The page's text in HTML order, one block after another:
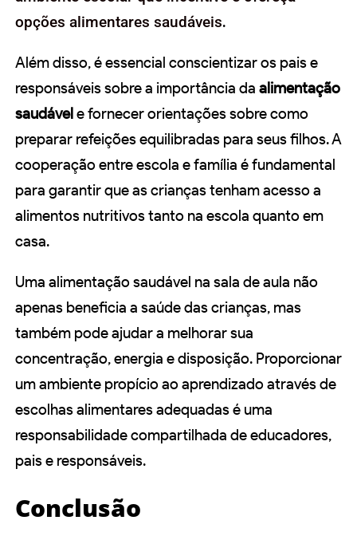
opções alimentares saudáveis.
Além disso, é essencial conscientizar os pais e
responsáveis sobre a importância da alimentação
saudávele fornecer orientações sobre como
preparar refeições equilibradas para seus filhos. A
cooperação entre escola e família é fundamental
para garantir que as crianças tenham acesso a
alimentos nutritivos tanto na escola quanto em
casa.
Uma alimentação saudável na sala de aula não
apenas beneficia a saúde das crianças, mas
também pode ajudar a melhorar sua
concentração, energia e disposição. Proporcionar
um ambiente propício ao aprendizado através de
escolhas alimentares adequadas é uma
responsabilidade compartilhada de educadores,
pais e responsáveis.
Conclusão